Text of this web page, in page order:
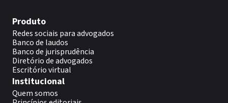
Produto
Redes sociais para advogados
Banco de laudos
Banco de jurisprudência
Diretório de advogados
Escritório virtual
Institucional
Quem somos